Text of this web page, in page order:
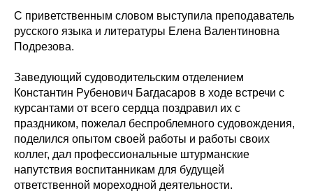
С приветственным словом выступила преподаватель
русского языка и литературы Елена Валентиновна
Подрезова.
Заведующий судоводительским отделением
Константин Рубенович Багдасаров в ходе встречи с
курсантами от всего сердца поздравил их с
праздником, пожелал беспроблемного судовождения,
поделился опытом своей работы и работы своих
коллег, дал профессиональные штурманские
напутствия воспитанникам для будущей
ответственной мореходной деятельности.